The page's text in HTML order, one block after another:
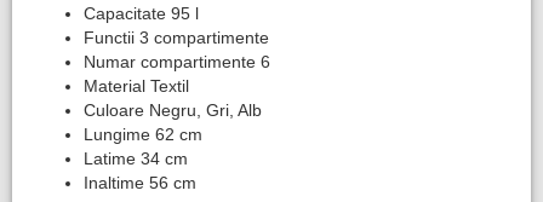
Capacitate 95 l
Functii 3 compartimente
Numar compartimente 6
Material Textil
Culoare Negru, Gri, Alb
Lungime 62 cm
Latime 34 cm
Inaltime 56 cm